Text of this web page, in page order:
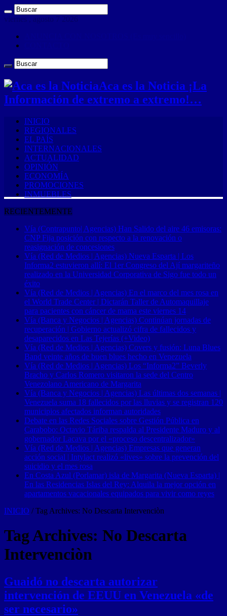
viernes , agosto 7 2026
Aca es la Noticia ¡La
Información de extremo a extremo!…
INICIO
REGIONALES
EL PAÍS
INTERNACIONALES
ACTUALIDAD
OPINIÓN
ECONOMÍA
PROMOCIONES
INMUEBLES
RECIENTEMENTE
Vía (Contrapunto| Agencias) Han Salido del aire 46 emisoras:
CNP Fija posición con respecto a la renovación o
reasignación de concesiones
Vía (Red de Medios | Agencias) Nueva Esparta | Los
Informa2 estuvieron allí: El 1er Congreso del Ají margariteño
realizado en la Universidad Corporativa de Sigo fue todo un
éxito
Vía (Red de Medios | Agencias) En el marco del mes rosa en
el World Trade Center | Dictarán Taller de Automaquillaje
para pacientes con cáncer de mama este viernes 14
Vía (Banca y Negocios | Agencias) Continúan jornadas de
recuperación | Gobierno actualizó cifra de fallecidos y
desaparecidos en Las Tejerías (+Video)
Vía (Red de Medios | Agencias) Covers y fusión: Luna Blues
Band veinte años de buen blues hecho en Venezuela
Vía (Red de Medios | Agencias) Los “Informa2” Beverly
Bracho y Carlos Romero visitaron la sede del Centro
Venezolano Americano de Margarita
Vía (Banca y Negocios | Agencias) Las últimas dos semanas |
Venezuela suma 18 fallecidos por las lluvias y se registran 120
municipios afectados informan autoridades
Debate en las Redes Sociales sobre Gestión Pública en
Carabobo: Octavio Táriba respalda al Presidente Maduro y al
gobernador Lacava por el «proceso descentralizador»
Vía (Red de Medios | Agencias) Empresas que generan
acción social | Intylact realizó «lives» sobre la prevención del
suicidio y el mes rosa
En Costa Azul (Porlamar) isla de Margarita (Nueva Esparta) |
En las Residencias Islas del Rey: Alquila la mejor opción en
apartamentos vacacionales equipados para vivir como reyes
INICIO / Tag Archives: No Descarta Intervenciòn
Tag Archives: No Descarta
Intervenciòn
Guaidó no descarta autorizar
intervención de EEUU en Venezuela «de
ser necesario»